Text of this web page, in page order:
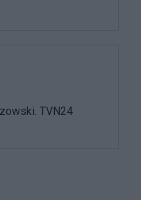
TVN24